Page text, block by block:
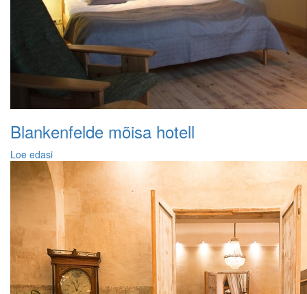
Blankenfelde mõisa hotell
Loe edasi